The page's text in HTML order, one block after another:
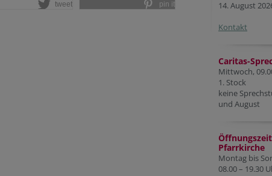
tweet pin it
14. August
Kontakt
Caritas-
Mittwoch,
1. Stock
keine
und August
Pfarrkirche
Montag bis
08.00 – 19.30